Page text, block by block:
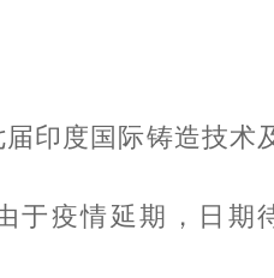
印度国际铸造技术
于疫情延期，日期